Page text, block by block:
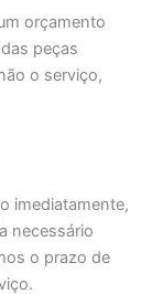
orçamento
peças
o serviço,
imediatamente,
necessário
o prazo de